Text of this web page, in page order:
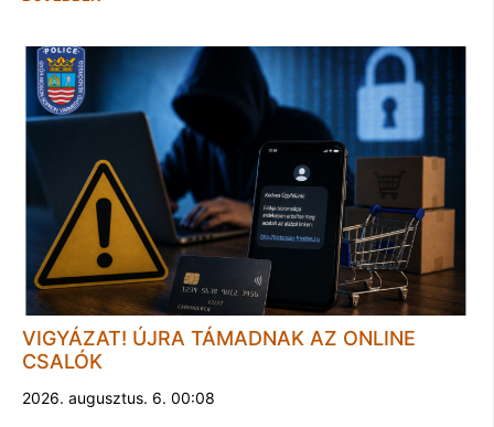
VIGYÁZAT! ÚJRA TÁMADNAK AZ ONLINE
CSALÓK
2026. augusztus. 6. 00:08